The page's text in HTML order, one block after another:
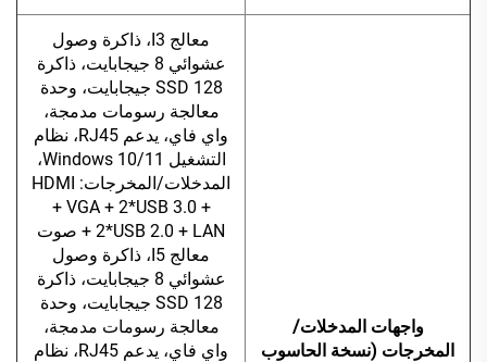
واجهات المدخلات/
المخرجات (نسخة الحاسوب
معالج I3، ذاكرة وصول
عشوائي 8 جيجابايت، ذاكرة
SSD 128 جيجابايت، وحدة
معالجة رسومات مدمجة،
واي فاي، يدعم RJ45، نظام
التشغيل Windows 10/11،
المدخلات/المخرجات: HDMI
+ VGA + 2*USB 3.0 +
2*USB 2.0 + LAN + صوت
معالج I5، ذاكرة وصول
عشوائي 8 جيجابايت، ذاكرة
SSD 128 جيجابايت، وحدة
معالجة رسومات مدمجة،
واي فاي، يدعم RJ45، نظام